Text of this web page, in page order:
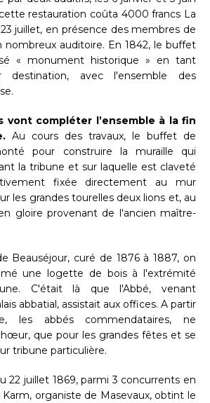
restauration coûta 4000 francs La
juillet, en présence des membres de
nombreux auditoire. En 1842, le buffet
« monument historique » en tant
destination, avec l'ensemble des
vont compléter l’ensemble à la fin
Au cours des travaux, le buffet de
pour construire la muraille qui
la tribune et sur laquelle est claveté
fixée directement au mur
les grandes tourelles deux lions et, au
gloire provenant de l'ancien maître-
curé de 1876 à 1887, on
une logette de bois à l'extrémité
C'était là que l'Abbé, venant
abbatial, assistait aux offices. A partir
les abbés commendataires, ne
que pour les grandes fêtes et se
tribune particulière.
juillet 1869, parmi 3 concurrents en
organiste de Masevaux, obtint le